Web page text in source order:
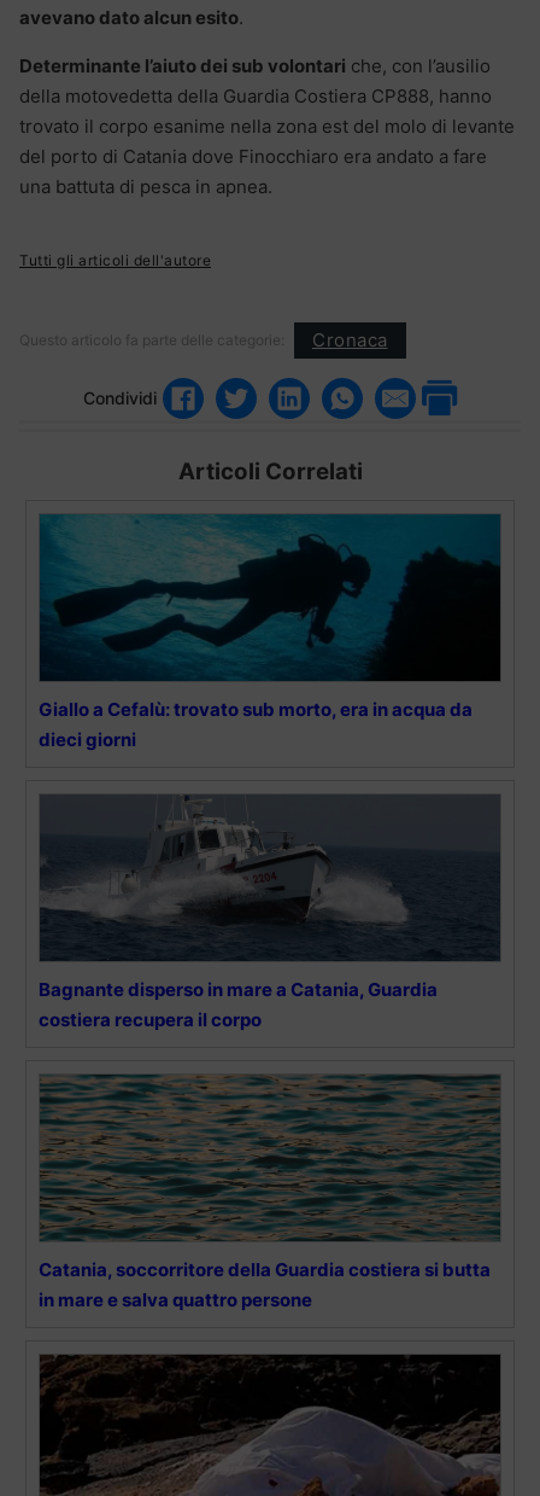
avevano dato alcun esito.
Determinante l’aiuto dei sub volontari che, con l’ausilio
della motovedetta della Guardia Costiera CP888, hanno
trovato il corpo esanime nella zona est del molo di levante
del porto di Catania dove Finocchiaro era andato a fare
una battuta di pesca in apnea.
Tutti gli articoli dell'autore
Questo articolo fa parte delle categorie: Cronaca
Condividi
Articoli Correlati
Giallo a Cefalù: trovato sub morto, era in acqua da
dieci giorni
Bagnante disperso in mare a Catania, Guardia
costiera recupera il corpo
Catania, soccorritore della Guardia costiera si butta
in mare e salva quattro persone